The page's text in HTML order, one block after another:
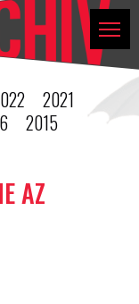
2021
2015
AZ